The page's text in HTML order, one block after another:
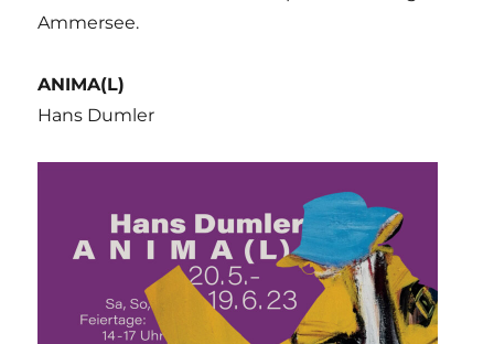
Ammersee.
ANIMA(L)
Hans Dumler